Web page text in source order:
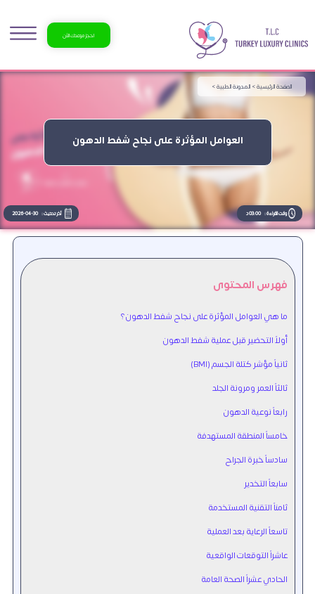
احجز موعدك الآن
العوامل المؤثرة على نجاح شفط الدهون
الصفحة الرئيسية >المدونة الطبية >
وقت القراءة : 03:00 د آخر تحديث : 2026-04-30
فهرس المحتوى
ما هي العوامل المؤثرة على نجاح شفط الدهون؟
أولاً التحضير قبل عملية شفط الدهون
ثانياً مؤشر كتلة الجسم (BMI)
ثالثاً العمر ومرونة الجلد
رابعاً نوعية الدهون
خامساً المنطقة المستهدفة
سادساً خبرة الجراح
سابعاً التخدير
ثامناً التقنية المستخدمة
تاسعاً الرعاية بعد العملية
عاشراً التوقعات الواقعية
الحادي عشراً الصحة العامة